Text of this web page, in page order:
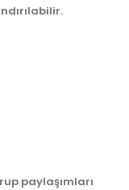
paylaşımları